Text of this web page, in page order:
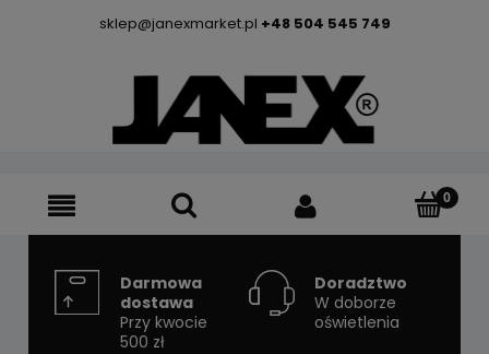
sklep@janexmarket.pl +48 504 545 749
Darmowa
dostawa
Przy kwocie
500 zł
Doradztwo
W doborze
oświetlenia